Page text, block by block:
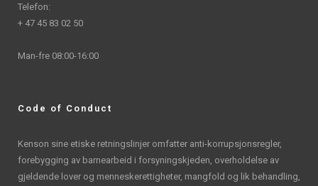
Telefon:
+ 47 45 83 02 50
Man-fre 08:00-16:00
Code of Conduct
Kenson sine etiske retningslinjer omfatter anti-korrupsjonsregler,
forebygging av barnearbeid i forsyningskjeden, overholdelse av
gjeldende lover og menneskerettigheter, mangfold og lik behandling,